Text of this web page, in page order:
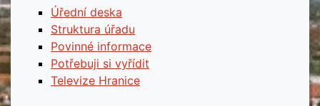
Úřední deska
Struktura úřadu
Povinné informace
Potřebuji si vyřídit
Televize Hranice